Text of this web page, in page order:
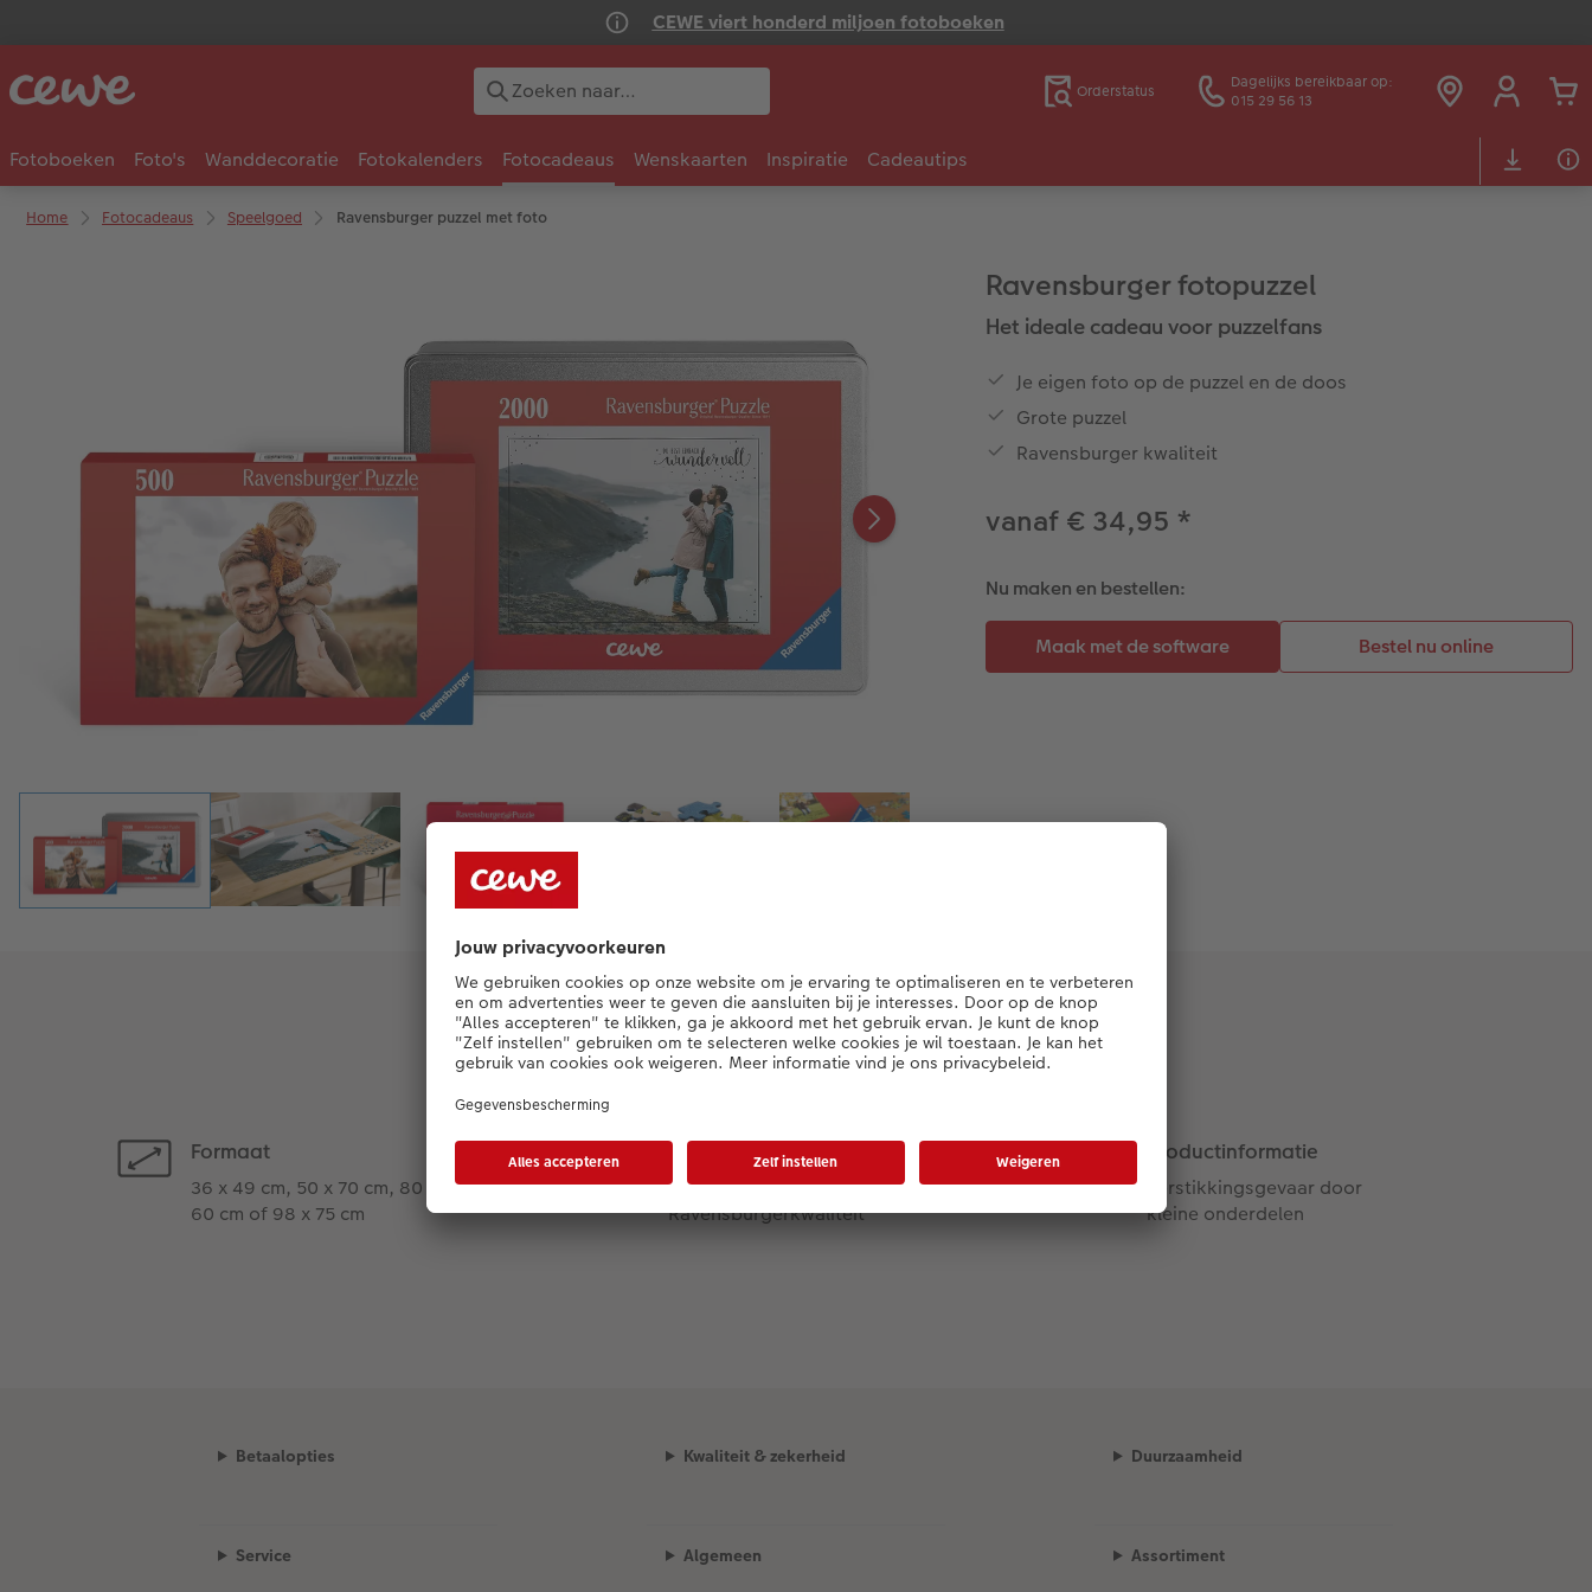
CEWE viert honderd miljoen fotoboeken
Orderstatus
Dagelijks bereikbaar op:
015 29 56 13
Fotoboeken Foto's Wanddecoratie Fotokalenders Fotocadeaus Wenskaarten Inspiratie Cadeautips
Home Fotocadeaus Speelgoed Ravensburger puzzel met foto
Ravensburger fotopuzzel
Het ideale cadeau voor puzzelfans
Je eigen foto op de puzzel en de doos
Grote puzzel
Ravensburger kwaliteit
vanaf € 34,95 *
Nu maken en bestellen:
Productdetails
Formaat
36 x 49 cm, 50 x 70 cm, 80 x
60 cm of 98 x 75 cm
Materiaal
Originele
Ravensburgerkwaliteit
Productinformatie
Verstikkingsgevaar door
kleine onderdelen
Betaalopties Kwaliteit & zekerheid Duurzaamheid
Service Algemeen Assortiment